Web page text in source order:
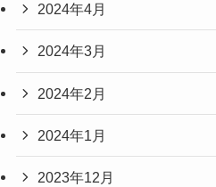
2024年4月
2024年3月
2024年2月
2024年1月
2023年12月